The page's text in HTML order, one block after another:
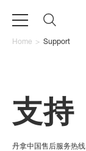
Home > Support
支持
丹拿中国售后服务热线